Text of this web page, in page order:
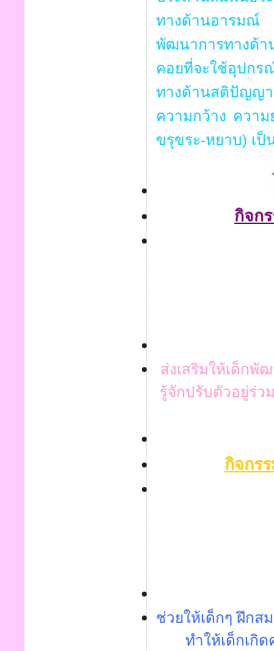
ทางด้านอารมณ์
พัฒนาการทางด้
คอยที่จะใช้อุปกร
ทางด้านสติปัญญา
ความกว้าง ควา
ขรุขระ-หยาบ) เป็
กิจก
ส่งเสริมให้เด็ก
รู้จักปรับตัวอยู่ร่ว
กิจกร
ช่วยให้เด็กๆ ฝึกส
ทำให้เด็กเกิ